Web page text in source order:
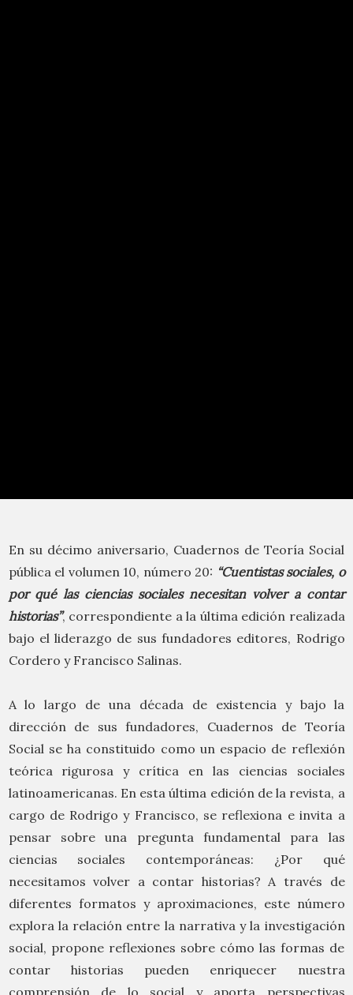
En su décimo aniversario, Cuadernos de Teoría Social
pública el volumen 10, número 20: “Cuentistas sociales, o
por qué las ciencias sociales necesitan volver a contar
historias”, correspondiente a la última edición realizada
bajo el liderazgo de sus fundadores editores, Rodrigo
Cordero y Francisco Salinas.
A lo largo de una década de existencia y bajo la
dirección de sus fundadores, Cuadernos de Teoría
Social se ha constituido como un espacio de reflexión
teórica rigurosa y crítica en las ciencias sociales
latinoamericanas. En esta última edición de la revista, a
cargo de Rodrigo y Francisco, se reflexiona e invita a
pensar sobre una pregunta fundamental para las
ciencias sociales contemporáneas: ¿Por qué
necesitamos volver a contar historias? A través de
diferentes formatos y aproximaciones, este número
explora la relación entre la narrativa y la investigación
social, propone reflexiones sobre cómo las formas de
contar historias pueden enriquecer nuestra
comprensión de lo social y aporta perspectivas